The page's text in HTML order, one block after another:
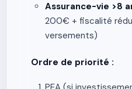
Assurance-vie >8
200€ + fiscalité
versements)
Ordre de priorité :